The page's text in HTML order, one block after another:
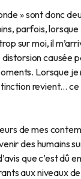
» sont donc
parfois, lorsque
sur moi, il
distorsion causée
Lorsque je
revient… ce
de mes
des humains
que c’est dû
aux niveaux